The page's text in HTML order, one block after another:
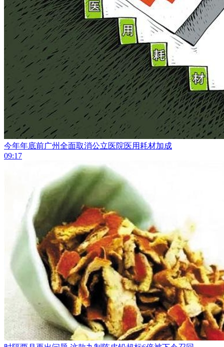
今年年底前广州全面取消公立医院医用耗材加成
09:17